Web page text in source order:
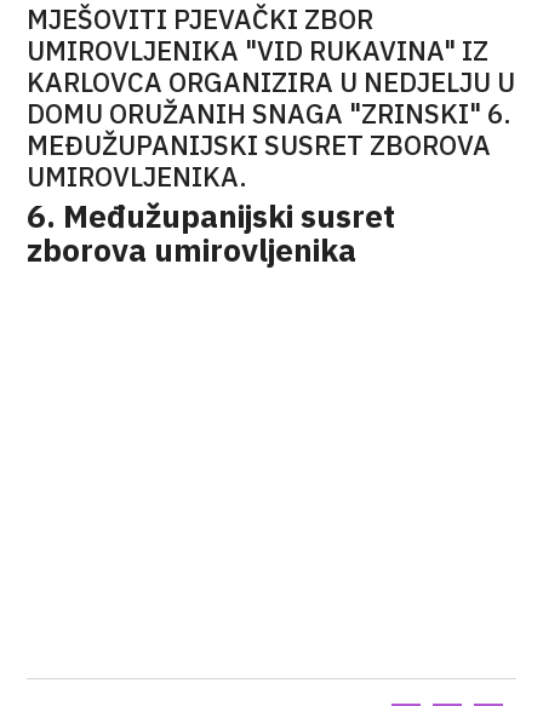
MJEŠOVITI PJEVAČKI ZBOR
UMIROVLJENIKA "VID RUKAVINA" IZ
KARLOVCA ORGANIZIRA U NEDJELJU U
DOMU ORUŽANIH SNAGA "ZRINSKI" 6.
MEĐUŽUPANIJSKI SUSRET ZBOROVA
UMIROVLJENIKA.
6. Međužupanijski susret
zborova umirovljenika